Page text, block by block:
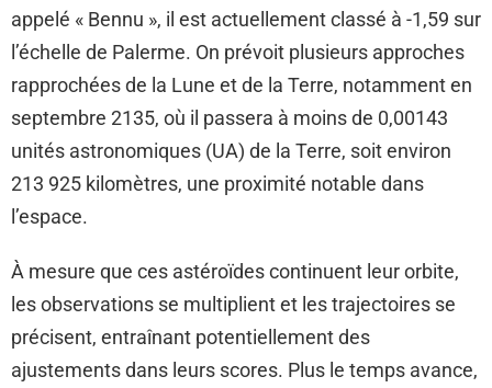
appelé « Bennu », il est actuellement classé à -1,59 sur
l’échelle de Palerme. On prévoit plusieurs approches
rapprochées de la Lune et de la Terre, notamment en
septembre 2135, où il passera à moins de 0,00143
unités astronomiques (UA) de la Terre, soit environ
213 925 kilomètres, une proximité notable dans
l’espace.
À mesure que ces astéroïdes continuent leur orbite,
les observations se multiplient et les trajectoires se
précisent, entraînant potentiellement des
ajustements dans leurs scores. Plus le temps avance,